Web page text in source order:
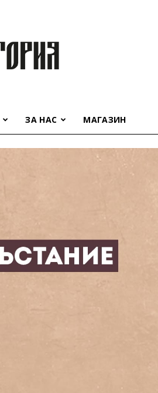
ЗА НАС МАГАЗИН